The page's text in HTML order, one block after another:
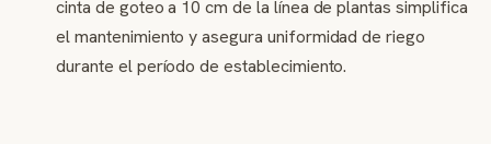
cinta de goteo a 10 cm de la línea de plantas simplifica
el mantenimiento y asegura uniformidad de riego
durante el período de establecimiento.